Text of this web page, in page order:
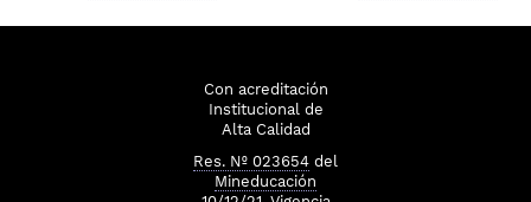
Con acreditación
Institucional de
Alta Calidad
Res. Nº 023654 del
Mineducación